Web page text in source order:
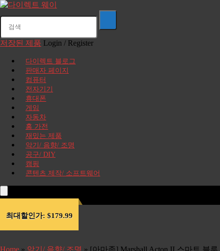
저장된 제품 Login / Register
다이렉트 블로그
판매자 페이지
컴퓨터
전자기기
휴대폰
게임
자동차
홈 가전
재밌는 제품
악기/ 음향/ 조명
공구/ DIY
캠핑
콘텐츠 제작/ 소프트웨어
최대할인가: $179.99
Home » 악기/ 음향/ 조명 » [아마존] Marshall Acton II 스마트 블루